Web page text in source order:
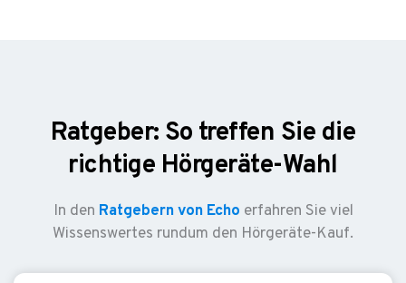
Ratgeber: So treffen Sie die
richtige Hörgeräte-Wahl
In den Ratgebern von Echo erfahren Sie viel
Wissenswertes rundum den Hörgeräte-Kauf.